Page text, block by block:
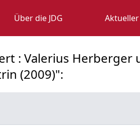
Über die JDG Aktueller
: Valerius Herberger
(2009)":